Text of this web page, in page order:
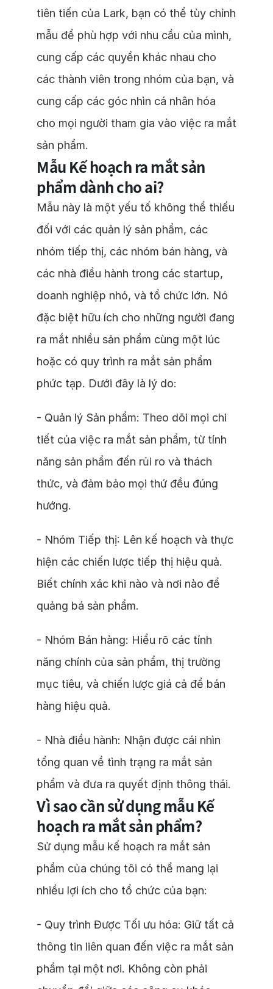
tiên tiến của Lark, bạn có thể tùy chỉnh
mẫu để phù hợp với nhu cầu của mình,
cung cấp các quyền khác nhau cho
các thành viên trong nhóm của bạn, và
cung cấp các góc nhìn cá nhân hóa
cho mọi người tham gia vào việc ra mắt
sản phẩm.
Mẫu Kế hoạch ra mắt sản
phẩm dành cho ai?
Mẫu này là một yếu tố không thể thiếu
đối với các quản lý sản phẩm, các
nhóm tiếp thị, các nhóm bán hàng, và
các nhà điều hành trong các startup,
doanh nghiệp nhỏ, và tổ chức lớn. Nó
đặc biệt hữu ích cho những người đang
ra mắt nhiều sản phẩm cùng một lúc
hoặc có quy trình ra mắt sản phẩm
phức tạp. Dưới đây là lý do:
- Quản lý Sản phẩm: Theo dõi mọi chi
tiết của việc ra mắt sản phẩm, từ tính
năng sản phẩm đến rủi ro và thách
thức, và đảm bảo mọi thứ đều đúng
hướng.
- Nhóm Tiếp thị: Lên kế hoạch và thực
hiện các chiến lược tiếp thị hiệu quả.
Biết chính xác khi nào và nơi nào để
quảng bá sản phẩm.
- Nhóm Bán hàng: Hiểu rõ các tính
năng chính của sản phẩm, thị trường
mục tiêu, và chiến lược giá cả để bán
hàng hiệu quả.
- Nhà điều hành: Nhận được cái nhìn
tổng quan về tình trạng ra mắt sản
phẩm và đưa ra quyết định thông thái.
Vì sao cần sử dụng mẫu Kế
hoạch ra mắt sản phẩm?
Sử dụng mẫu kế hoạch ra mắt sản
phẩm của chúng tôi có thể mang lại
nhiều lợi ích cho tổ chức của bạn:
- Quy trình Được Tối ưu hóa: Giữ tất cả
thông tin liên quan đến việc ra mắt sản
phẩm tại một nơi. Không còn phải